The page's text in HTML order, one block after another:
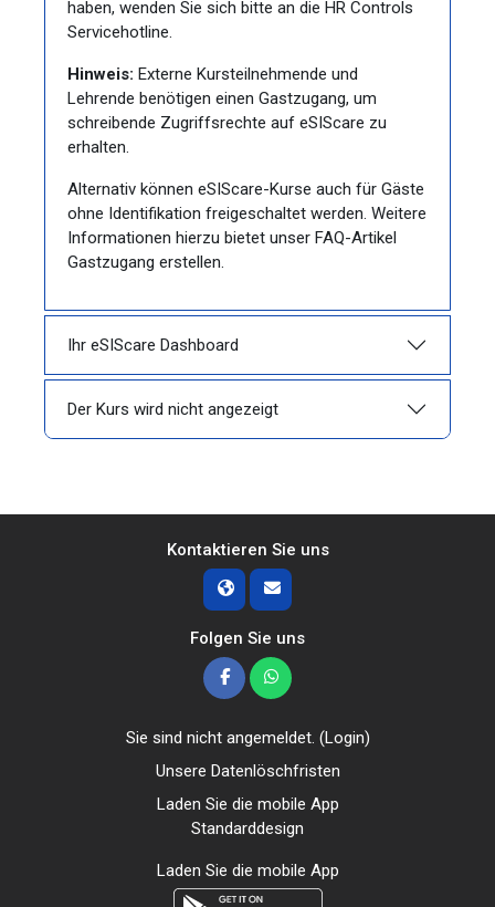
haben, wenden Sie sich bitte an die HR Controls
Servicehotline.
Hinweis: Externe Kursteilnehmende und
Lehrende benötigen einen Gastzugang, um
schreibende Zugriffsrechte auf eSIScare zu
erhalten.
Alternativ können eSIScare-Kurse auch für Gäste
ohne Identifikation freigeschaltet werden. Weitere
Informationen hierzu bietet unser FAQ-Artikel
Gastzugang erstellen.
Ihr eSIScare Dashboard
Der Kurs wird nicht angezeigt
Kontaktieren Sie uns
Folgen Sie uns
Sie sind nicht angemeldet. (Login)
Unsere Datenlöschfristen
Laden Sie die mobile App
Standarddesign
Laden Sie die mobile App